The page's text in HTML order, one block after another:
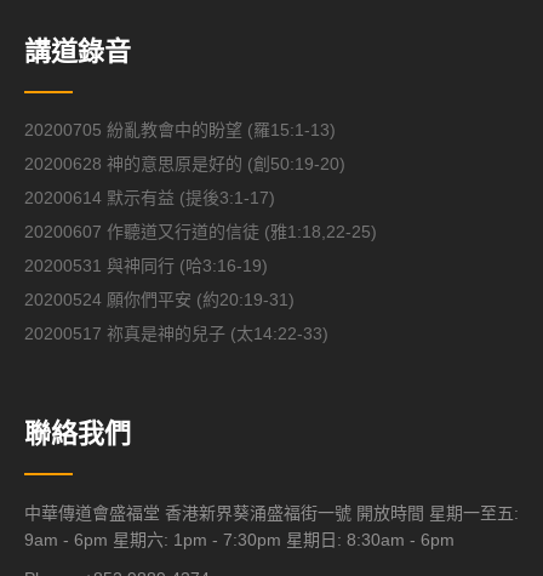
講道錄音
20200705 紛亂教會中的盼望 (羅15:1-13)
20200628 神的意思原是好的 (創50:19-20)
20200614 默示有益 (提後3:1-17)
20200607 作聽道又行道的信徒 (雅1:18,22-25)
20200531 與神同行 (哈3:16-19)
20200524 願你們平安 (約20:19-31)
20200517 祢真是神的兒子 (太14:22-33)
聯絡我們
中華傳道會盛福堂 香港新界葵涌盛福街一號 開放時間 星期一至五:
9am - 6pm 星期六: 1pm - 7:30pm 星期日: 8:30am - 6pm